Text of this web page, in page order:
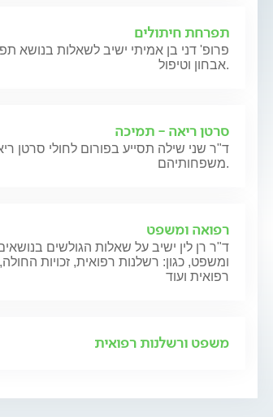
תפרחת חיתולים
פרופ' דני בן אמיתי ישיב לשאלות בנושא
אבחון וטיפול.
סרטן ריאה - תמיכה
ד"ר שני שילה תסייע בפורום לחולי סרטן
משפחותיהם.
רפואה ומשפט
ד"ר רן לין ישיב על שאלות הגולשים
ומשפט, כגון: רשלנות רפואית, זכויות
רפואית ועוד
משפט ורשלנות רפואית